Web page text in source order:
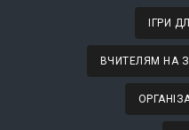
ІГРИ
ВЧИТЕЛЯМ НА